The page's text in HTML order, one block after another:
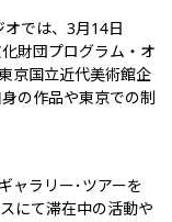
では、3月14日
財団プログラム・オ
京国立近代美術館企
の作品や東京での制
ャラリー･ツアーを
にて滞在中の活動や